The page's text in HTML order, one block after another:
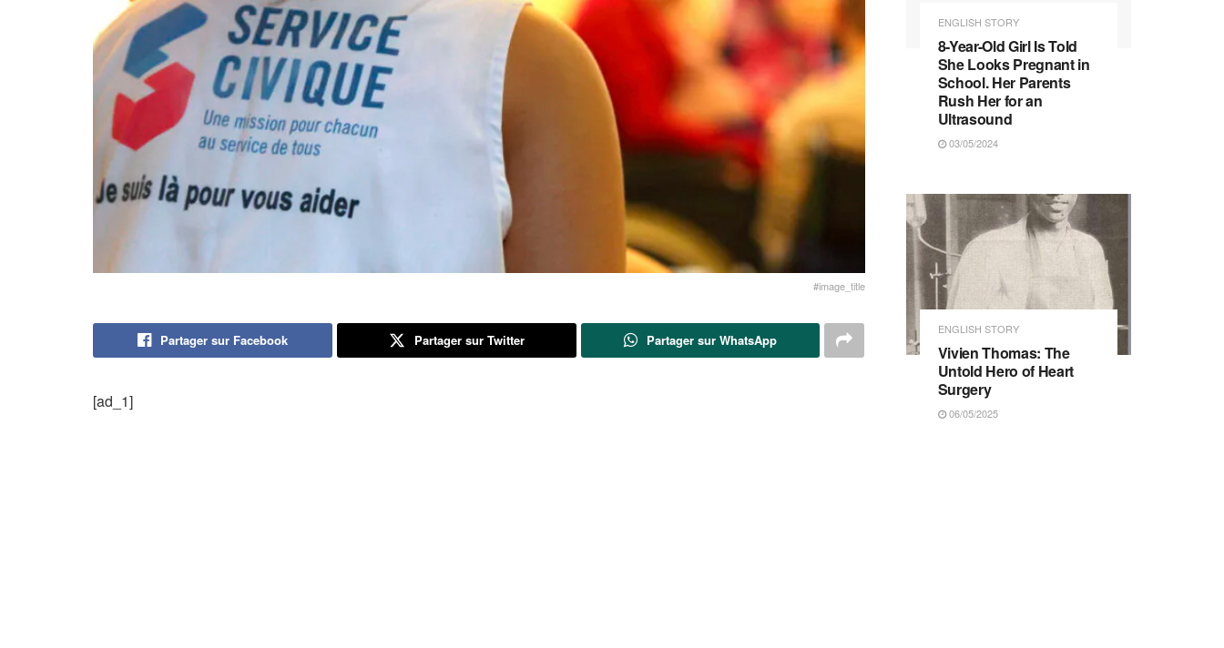
#image_title
Partager sur Facebook Partager sur Twitter Partager sur WhatsApp
[ad_1]
ENGLISH STORY
8-Year-Old Girl Is Told
She Looks Pregnant in
School. Her Parents
Rush Her for an
Ultrasound
03/05/2024
ENGLISH STORY
Vivien Thomas: The
Untold Hero of Heart
Surgery
06/05/2025